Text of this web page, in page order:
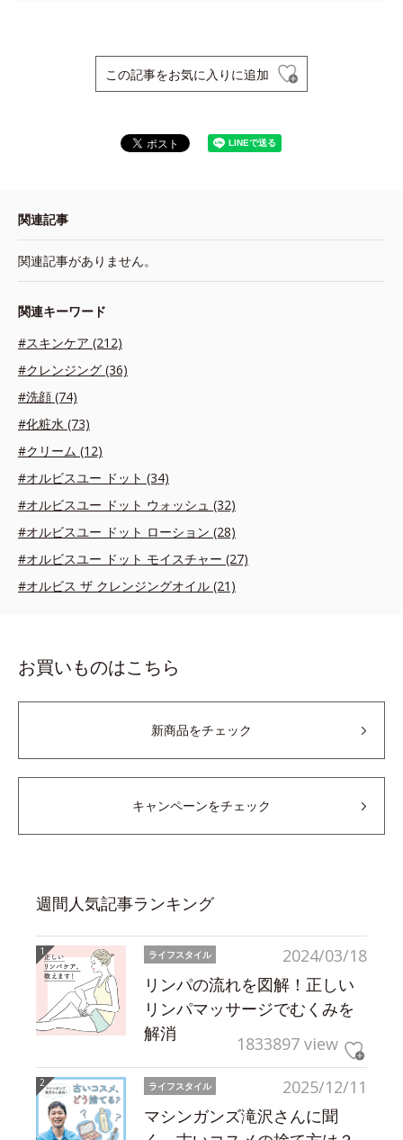
この記事をお気に入りに追加
関連記事
関連記事がありません。
関連キーワード
#スキンケア (212)
#クレンジング (36)
#洗顔 (74)
#化粧水 (73)
#クリーム (12)
#オルビスユー ドット (34)
#オルビスユー ドット ウォッシュ (32)
#オルビスユー ドット ローション (28)
#オルビスユー ドット モイスチャー (27)
#オルビス ザ クレンジングオイル (21)
お買いものはこちら
新商品をチェック
キャンペーンをチェック
週間人気記事ランキング
2024/03/18
ライフスタイル
リンパの流れを図解！正しい
リンパマッサージでむくみを
解消
1833897 view
2025/12/11
ライフスタイル
マシンガンズ滝沢さんに聞